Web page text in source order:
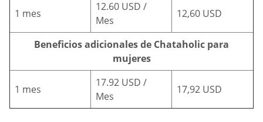
1 mes
12.60 USD /
Mes
12,60 USD
Beneficios adicionales de Chataholic para
mujeres
1 mes
17.92 USD /
Mes
17,92 USD